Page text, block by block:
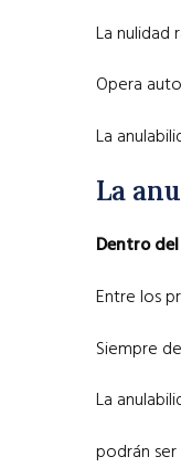
La nulidad
Opera
La
La
Dentro
Entre los
Siempre
La
podrán